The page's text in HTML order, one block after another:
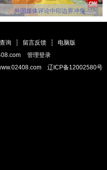
外国媒体评论中印边界冲突
询 ┆ 留言反馈 ┆
电脑版
管理登录
辽ICP备12002580号